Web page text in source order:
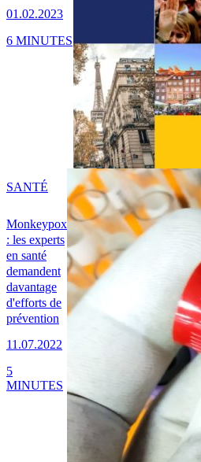
01.02.2023
6 MINUTES
Monkeypox
: les experts
en santé
demandent
davantage
d'efforts de
prévention
11.07.2022
SANTÉ
5
MINUTES